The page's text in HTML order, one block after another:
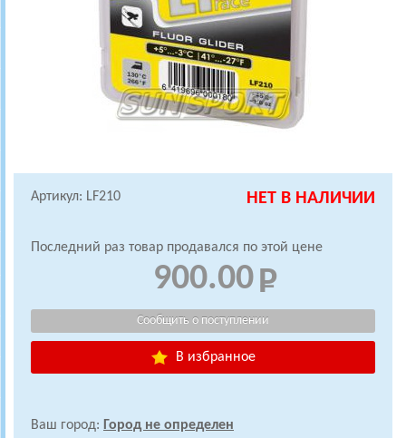
Артикул: LF210 НЕТ В НАЛИЧИИ
Последний раз товар продавался по этой цене
900.00
В избранное
Ваш город: Город не определен